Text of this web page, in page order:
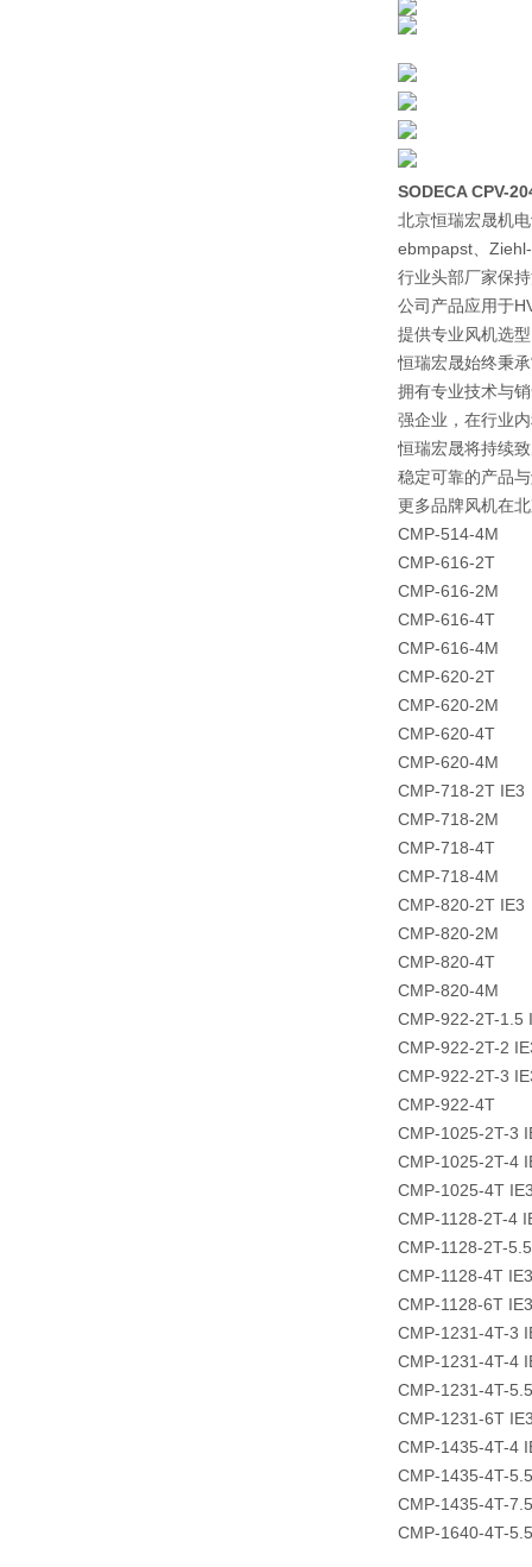
SODECA CPV-
北京恒瑞宏晟机
ebmpapst、
行业头部厂家保
公司产品应用于
提供专业风机选
恒瑞宏晟始终秉
拥有专业技术与
强企业，在行业
恒瑞宏晟将持续
稳定可靠的产品
更多品牌风机在
CMP-514-4M
CMP-616-2T
CMP-616-2M
CMP-616-4T
CMP-616-4M
CMP-620-2T
CMP-620-2M
CMP-620-4T
CMP-620-4M
CMP-718-2T IE3
CMP-718-2M
CMP-718-4T
CMP-718-4M
CMP-820-2T IE3
CMP-820-2M
CMP-820-4T
CMP-820-4M
CMP-922-2T-1.5
CMP-922-2T-2
CMP-922-2T-3
CMP-922-4T
CMP-1025-2T-3
CMP-1025-2T-4
CMP-1025-4T
CMP-1128-2T-4
CMP-1128-2T-
CMP-1128-4T IE3
CMP-1128-6T IE3
CMP-1231-4T-3
CMP-1231-4T-4
CMP-1231-4T-
CMP-1231-6T
CMP-1435-4T-4
CMP-1435-4T-
CMP-1435-4T-
CMP-1640-4T-